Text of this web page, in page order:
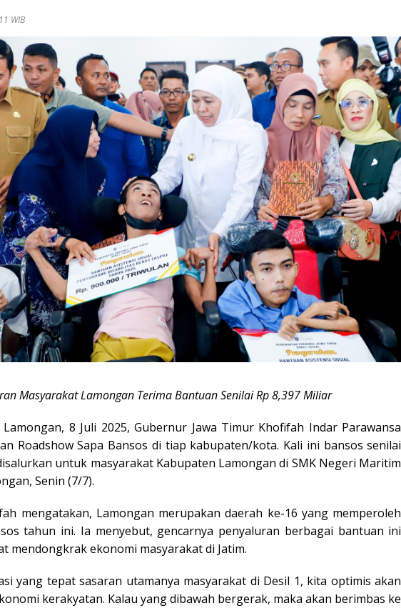
WIB
Masyarakat Lamongan Terima Bantuan Senilai Rp 8,397 Miliar
Lamongan, 8 Juli 2025, Gubernur Jawa Timur Khofifah Indar Parawansa
Roadshow Sapa Bansos di tiap kabupaten/kota. Kali ini bansos senilai
untuk masyarakat Kabupaten Lamongan di SMK Negeri Maritim
Senin (7/7).
mengatakan, Lamongan merupakan daerah ke-16 yang memperoleh
tahun ini. Ia menyebut, gencarnya penyaluran berbagai bantuan ini
mendongkrak ekonomi masyarakat di Jatim.
yang tepat sasaran utamanya masyarakat di Desil 1, kita optimis akan
kerakyatan. Kalau yang dibawah bergerak, maka akan berimbas ke